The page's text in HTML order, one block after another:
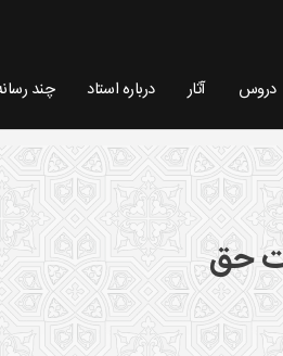
دروس آثار درباره استاد چند
آملی
حق